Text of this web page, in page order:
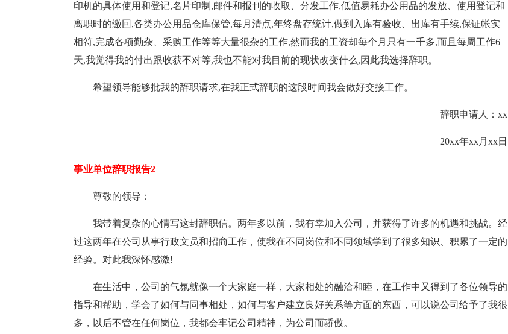
印机的具体使用和登记,名片印制,邮件和报刊的收取、分发工作,低值易耗办公用品的发放、使用登记和
离职时的缴回,各类办公用品仓库保管,每月清点,年终盘存统计,做到入库有验收、出库有手续,保证帐实
相符,完成各项勤杂、采购工作等等大量很杂的工作,然而我的工资却每个月只有一千多,而且每周工作6
天,我觉得我的付出跟收获不对等,我也不能对我目前的现状改变什么,因此我选择辞职。
希望领导能够批我的辞职请求,在我正式辞职的这段时间我会做好交接工作。
辞职申请人：xx
20xx年xx月xx日
事业单位辞职报告2
尊敬的领导：
我带着复杂的心情写这封辞职信。两年多以前，我有幸加入公司，并获得了许多的机遇和挑战。经
过这两年在公司从事行政文员和招商工作，使我在不同岗位和不同领域学到了很多知识、积累了一定的
经验。对此我深怀感激!
在生活中，公司的气氛就像一个大家庭一样，大家相处的融洽和睦，在工作中又得到了各位领导的
指导和帮助，学会了如何与同事相处，如何与客户建立良好关系等方面的东西，可以说公司给予了我很
多，以后不管在任何岗位，我都会牢记公司精神，为公司而骄傲。